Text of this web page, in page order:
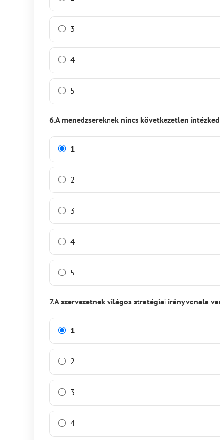
3
4
5
6.A menedzsereknek nincs következetlen
1
2
3
4
5
7.A szervezetnek világos stratégiai irányvonala
1
2
3
4